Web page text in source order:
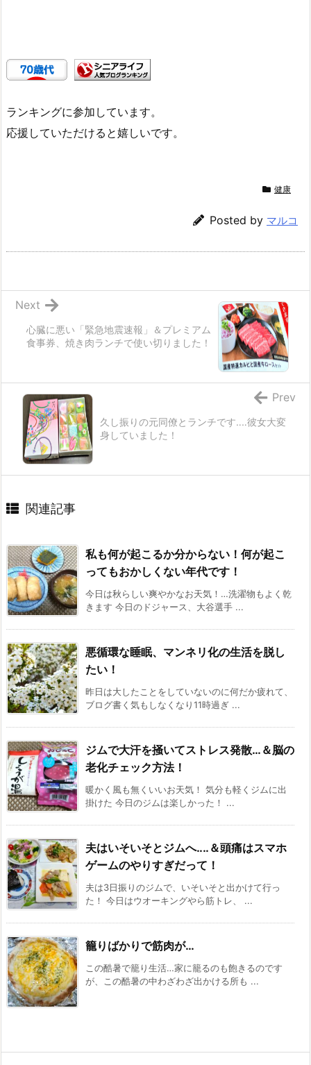
ランキングに参加しています。
応援していただけると嬉しいです。
健康
Posted by マルコ
心臓に悪い「緊急地震速報」＆プレミアム
食事券、焼き肉ランチで使い切りました！
Next
久し振りの元同僚とランチです‥‥彼女大変
身していました！
Prev
関連記事
私も何が起こるか分からない！何が起こ
ってもおかしくない年代です！
今日は秋らしい爽やかなお天気！…洗濯物もよく乾
きます 今日のドジャース、大谷選手 ...
悪循環な睡眠、マンネリ化の生活を脱し
たい！
昨日は大したことをしていないのに何だか疲れて、
ブログ書く気もしなくなり11時過ぎ ...
ジムで大汗を掻いてストレス発散…＆脳の
老化チェック方法！
暖かく風も無くいいお天気！ 気分も軽くジムに出
掛けた 今日のジムは楽しかった！ ...
夫はいそいそとジムへ‥‥＆頭痛はスマホ
ゲームのやりすぎだって！
夫は3日振りのジムで、いそいそと出かけて行っ
た！ 今日はウオーキングやら筋トレ、 ...
籠りばかりで筋肉が…
この酷暑で籠り生活…家に籠るのも飽きるのです
が、この酷暑の中わざわざ出かける所も ...